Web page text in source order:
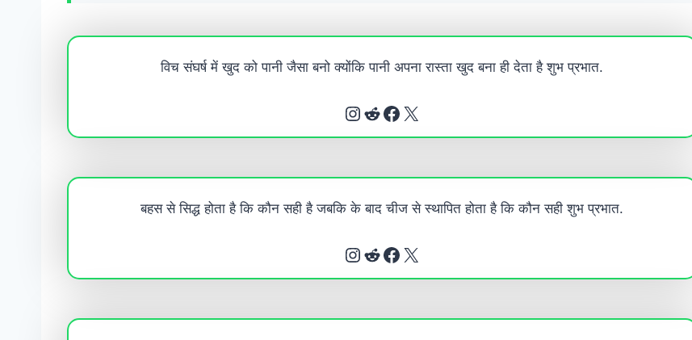
विच संघर्ष में खुद को पानी जैसा बनो क्योंकि पानी अपना रास्ता खुद बना ही देता है शुभ प्रभात.
InstagramReddit Facebook X
बहस से सिद्ध होता है कि कौन सही है जबकि के बाद चीज से स्थापित होता है कि कौन सही शुभ प्रभात.
InstagramReddit Facebook X